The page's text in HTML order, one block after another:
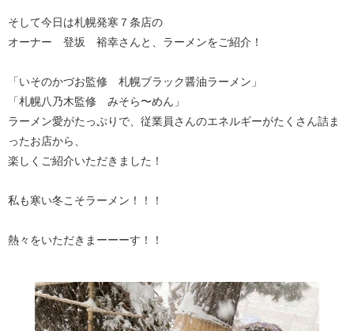
そして今日は札幌発寒７条店の
オーナー 登坂 裕幸さんと、ラーメンをご紹介！
「いそのかづお監修 札幌ブラック醤油ラーメン」
「札幌八乃木監修 みそら〜めん」
ラーメン愛がたっぷりで、従業員さんのエネルギーがたくさん詰ま
ったお店から、
楽しくご紹介いただきました！
私も寒い冬こそラーメン！！！
熱々をいただきまーーーす！！